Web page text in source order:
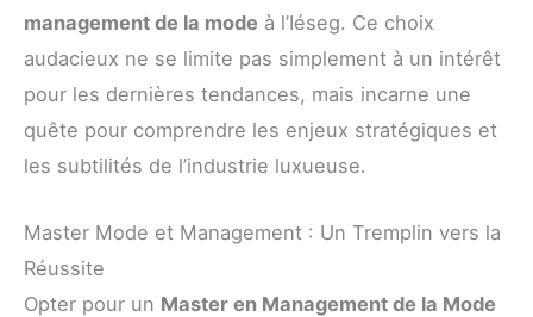
management de la mode à l’Iéseg. Ce choix
audacieux ne se limite pas simplement à un intérêt
pour les dernières tendances, mais incarne une
quête pour comprendre les enjeux stratégiques et
les subtilités de l’industrie luxueuse.
Master Mode et Management : Un Tremplin vers la
Réussite
Opter pour un Master en Management de la Mode